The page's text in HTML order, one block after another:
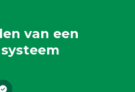
van een